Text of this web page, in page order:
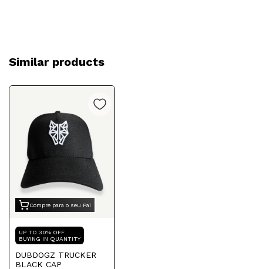
Similar products
Compre para o seu Pai
UP TO 30% OFF
BUYING IN QUANTITY
DUBDOGZ TRUCKER
BLACK CAP